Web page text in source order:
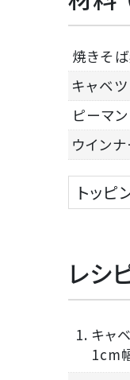
焼きそば
キャベツ
ピーマン
ウインナ
トッピ
レシ
1. キャ
1cm